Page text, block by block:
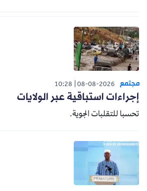
مجتمع 08-08-2026
10:28
إجراءات استباقية عبر الولايات
تحسبا للتقلبات الجوية.